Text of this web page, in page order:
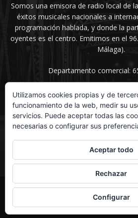
Somos una emisora de radio local de
éxitos musicales nacionales a
programación hablada, y donde la
oyentes es el centro. Emitimos en el
Málaga).
Departamento comercial:
SÍGUENOS
© UNIMEDIOS - Agencia de Marketing
Inicio Secciones La voz del
Utilizamos cookies propias y de
funcionamiento de la web, medir su
servicios. Puede aceptar todas las
necesarias o configurar sus
Aceptar todo
Rechazar
Configurar